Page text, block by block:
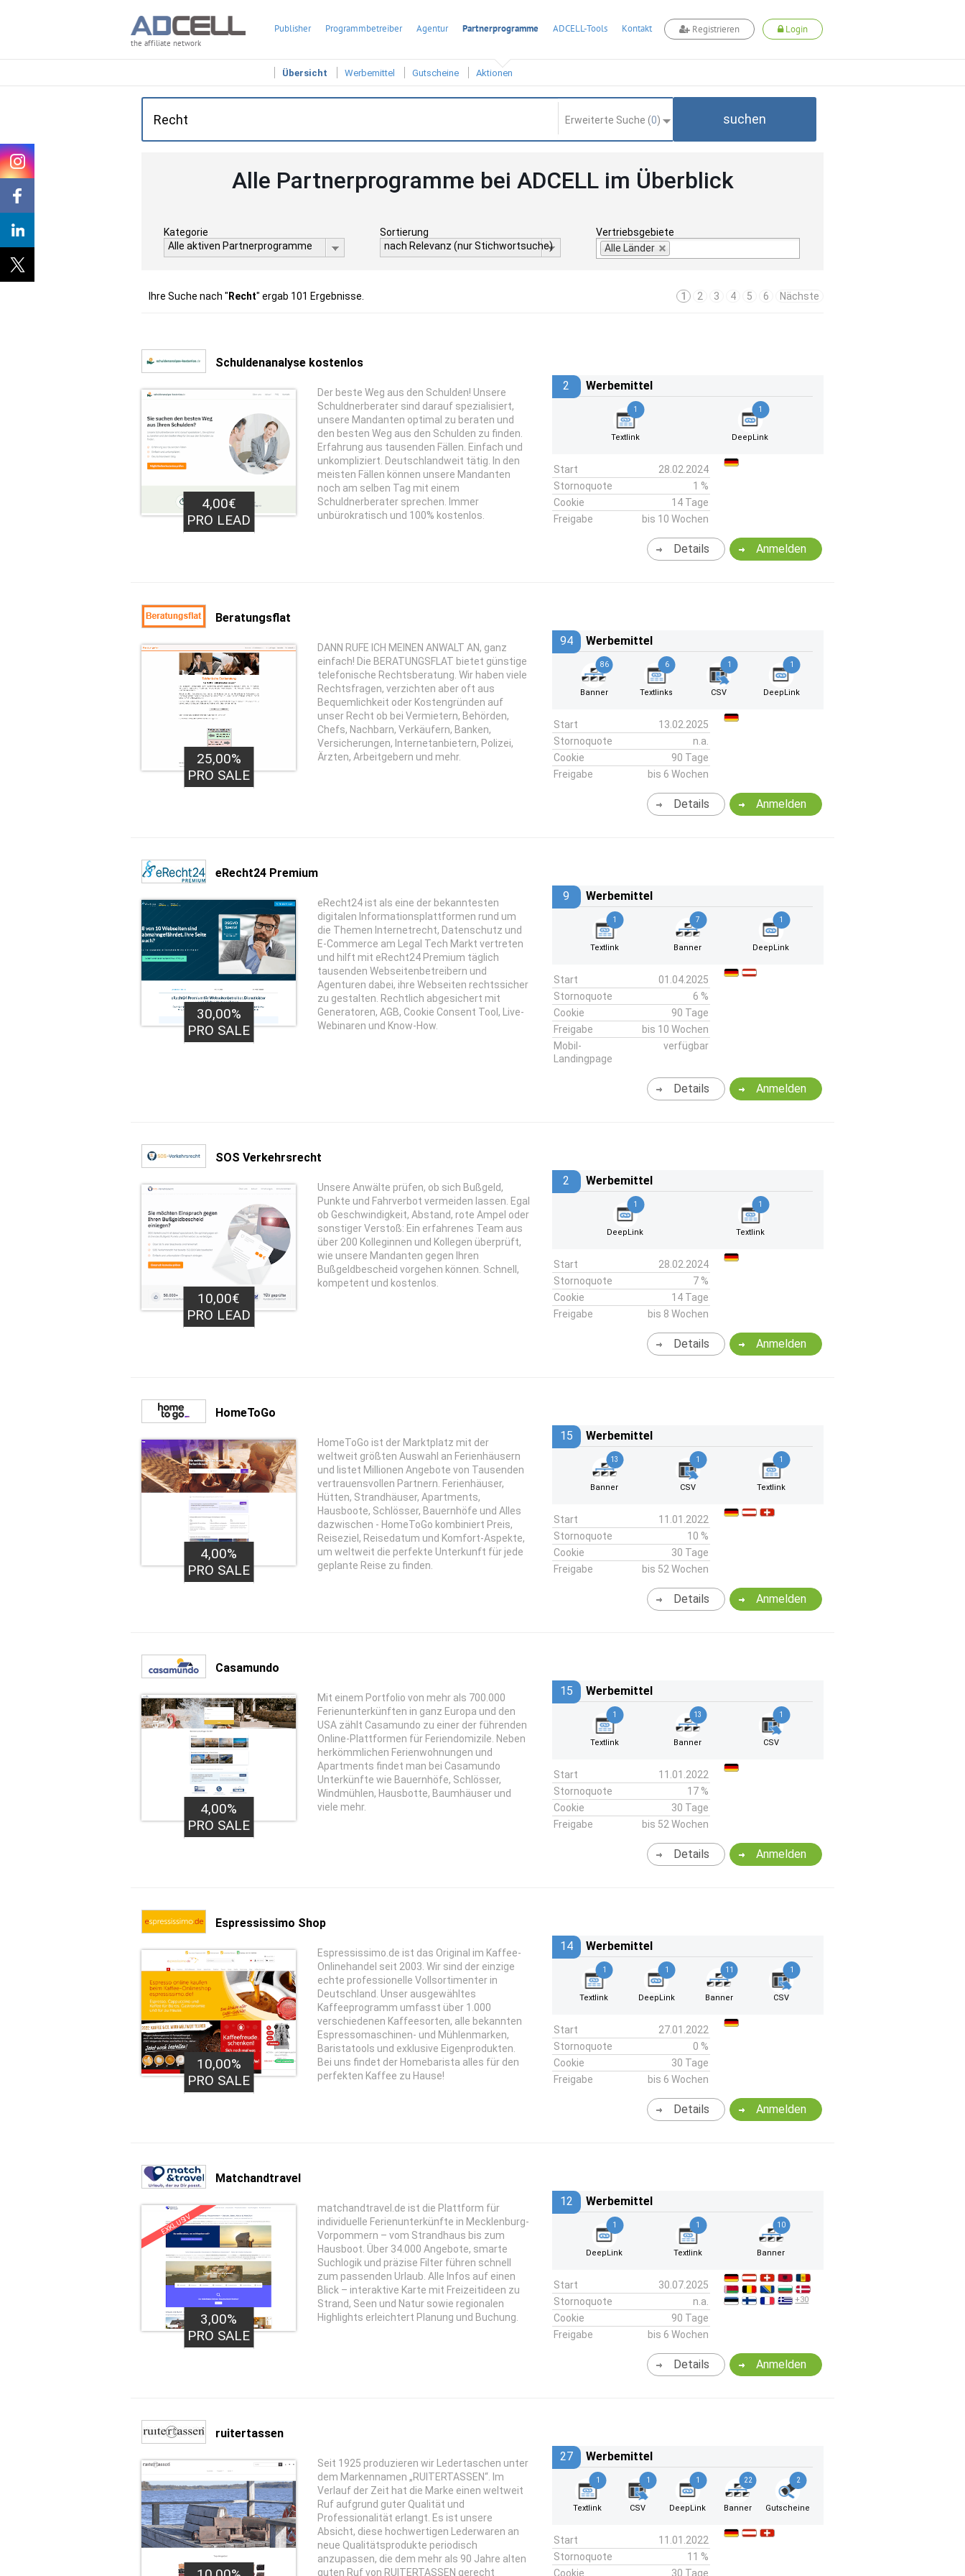
the affiliate network
Publisher Programmbetreiber Agentur Partnerprogramme ADCELL-Tools Kontakt Registrieren Login
Übersicht Werbemittel Gutscheine Aktionen
Erweiterte Suche (0) suchen
Alle Partnerprogramme bei ADCELL im Überblick
Kategorie
Alle aktiven Partnerprogramme
Sortierung
nach Relevanz (nur Stichwortsuche)
Vertriebsgebiete
Alle Länder
Ihre Suche nach " Recht" ergab 101 Ergebnisse. 1 2 3 4 5 6 Nächste
Schuldenanalyse kostenlos
4,00€
PRO LEAD
Der beste Weg aus den Schulden! Unsere
Schuldnerberater sind darauf spezialisiert,
unsere Mandanten optimal zu beraten und
den besten Weg aus den Schulden zu finden.
Erfahrung aus tausenden Fällen. Einfach und
unkompliziert. Deutschlandweit tätig. In den
meisten Fällen können unsere Mandanten
noch am selben Tag mit einem
Schuldnerberater sprechen. Immer
unbürokratisch und 100% kostenlos.
2 Werbemittel
1
Textlink
1
DeepLink
Start
28.02.2024
Stornoquote
1 %
Cookie
14 Tage
Freigabe
bis 10 Wochen
Anmelden
Details
Beratungsflat
25,00%
PRO SALE
DANN RUFE ICH MEINEN ANWALT AN, ganz
einfach! Die BERATUNGSFLAT bietet günstige
telefonische Rechtsberatung. Wir haben viele
Rechtsfragen, verzichten aber oft aus
Bequemlichkeit oder Kostengründen auf
unser Recht ob bei Vermietern, Behörden,
Chefs, Nachbarn, Verkäufern, Banken,
Versicherungen, Internetanbietern, Polizei,
Ärzten, Arbeitgebern und mehr.
94 Werbemittel
86
Banner
6
Textlinks
1
CSV
1
DeepLink
Start
13.02.2025
Stornoquote
n.a.
Cookie
90 Tage
Freigabe
bis 6 Wochen
Anmelden
Details
eRecht24 Premium
30,00%
PRO SALE
eRecht24 ist als eine der bekanntesten
digitalen Informationsplattformen rund um
die Themen Internetrecht, Datenschutz und
E-Commerce am Legal Tech Markt vertreten
und hilft mit eRecht24 Premium täglich
tausenden Webseitenbetreibern und
Agenturen dabei, ihre Webseiten rechtssicher
zu gestalten. Rechtlich abgesichert mit
Generatoren, AGB, Cookie Consent Tool, Live-
Webinaren und Know-How.
9 Werbemittel
1
Textlink
7
Banner
1
DeepLink
Start
01.04.2025
Stornoquote
6 %
Cookie
90 Tage
Freigabe
bis 10 Wochen
Mobil-
Landingpage
verfügbar
Anmelden
Details
SOS Verkehrsrecht
10,00€
PRO LEAD
Unsere Anwälte prüfen, ob sich Bußgeld,
Punkte und Fahrverbot vermeiden lassen. Egal
ob Geschwindigkeit, Abstand, rote Ampel oder
sonstiger Verstoß: Ein erfahrenes Team aus
über 200 Kolleginnen und Kollegen überprüft,
wie unsere Mandanten gegen Ihren
Bußgeldbescheid vorgehen können. Schnell,
kompetent und kostenlos.
2 Werbemittel
1
DeepLink
1
Textlink
Start
28.02.2024
Stornoquote
7 %
Cookie
14 Tage
Freigabe
bis 8 Wochen
Anmelden
Details
HomeToGo
4,00%
PRO SALE
HomeToGo ist der Marktplatz mit der
weltweit größten Auswahl an Ferienhäusern
und listet Millionen Angebote von Tausenden
vertrauensvollen Partnern. Ferienhäuser,
Hütten, Strandhäuser, Apartments,
Hausboote, Schlösser, Bauernhöfe und Alles
dazwischen - HomeToGo kombiniert Preis,
Reiseziel, Reisedatum und Komfort-Aspekte,
um weltweit die perfekte Unterkunft für jede
geplante Reise zu finden.
15 Werbemittel
13
Banner
1
CSV
1
Textlink
Start
11.01.2022
Stornoquote
10 %
Cookie
30 Tage
Freigabe
bis 52 Wochen
Anmelden
Details
Casamundo
4,00%
PRO SALE
Mit einem Portfolio von mehr als 700.000
Ferienunterkünften in ganz Europa und den
USA zählt Casamundo zu einer der führenden
Online-Plattformen für Feriendomizile. Neben
herkömmlichen Ferienwohnungen und
Apartments findet man bei Casamundo
Unterkünfte wie Bauernhöfe, Schlösser,
Windmühlen, Hausbotte, Baumhäuser und
viele mehr.
15 Werbemittel
1
Textlink
13
Banner
1
CSV
Start
11.01.2022
Stornoquote
17 %
Cookie
30 Tage
Freigabe
bis 52 Wochen
Anmelden
Details
Espressissimo Shop
10,00%
PRO SALE
Espressissimo.de ist das Original im Kaffee-
Onlinehandel seit 2003. Wir sind der einzige
echte professionelle Vollsortimenter in
Deutschland. Unser ausgewähltes
Kaffeeprogramm umfasst über 1.000
verschiedenen Kaffeesorten, alle bekannten
Espressomaschinen- und Mühlenmarken,
Baristatools und exklusive Eigenprodukten.
Bei uns findet der Homebarista alles für den
perfekten Kaffee zu Hause!
14 Werbemittel
1
Textlink
1
DeepLink
11
Banner
1
CSV
Start
27.01.2022
Stornoquote
0 %
Cookie
30 Tage
Freigabe
bis 6 Wochen
Anmelden
Details
Matchandtravel
EXKLUSIV
3,00%
PRO SALE
matchandtravel.de ist die Plattform für
individuelle Ferienunterkünfte in Mecklenburg-
Vorpommern – vom Strandhaus bis zum
Hausboot. Über 34.000 Angebote, smarte
Suchlogik und präzise Filter führen schnell
zum passenden Urlaub. Alle Infos auf einen
Blick – interaktive Karte mit Freizeitideen zu
Strand, Seen und Natur sowie regionalen
Highlights erleichtert Planung und Buchung.
12 Werbemittel
1
DeepLink
1
Textlink
10
Banner
Start
30.07.2025
Stornoquote
n.a.
Cookie
90 Tage
Freigabe
bis 6 Wochen
+30
Anmelden
Details
ruitertassen
Seit 1925 produzieren wir Ledertaschen unter
dem Markennamen „RUITERTASSEN“. Im
Verlauf der Zeit hat die Marke einen weltweit
Ruf aufgrund guter Qualität und
Professionalität erlangt. Es ist unsere
Absicht, diese hochwertigen Lederwaren an
neue Qualitätsprodukte periodisch
anzupassen, die dem mehr als 90 Jahre alten
guten Ruf von RUITERTASSEN gerecht
27 Werbemittel
1
Textlink
1
CSV
1
DeepLink
22
Banner
2
Gutscheine
Start
11.01.2022
Stornoquote
11 %
Cookie
30 Tage